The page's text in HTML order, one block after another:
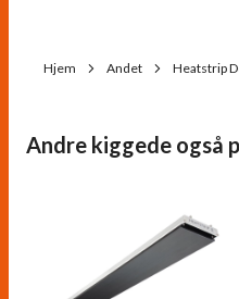
Hjem Andet Heatstrip
Andre kiggede også